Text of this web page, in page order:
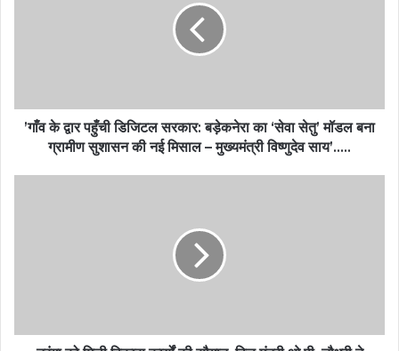
’गाँव के द्वार पहुँची डिजिटल सरकार: बड़ेकनेरा का ‘सेवा सेतु’ मॉडल बना
ग्रामीण सुशासन की नई मिसाल – मुख्यमंत्री विष्णुदेव साय’…..